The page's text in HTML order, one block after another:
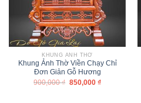
KHUNG ẢNH THỜ
Khung Ảnh Thờ Viền Chạy Chỉ
Đơn Giản Gỗ Hương
900,000₫ 850,000 ₫